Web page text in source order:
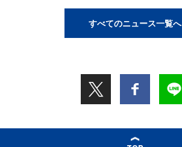
すべてのニュース一覧へ